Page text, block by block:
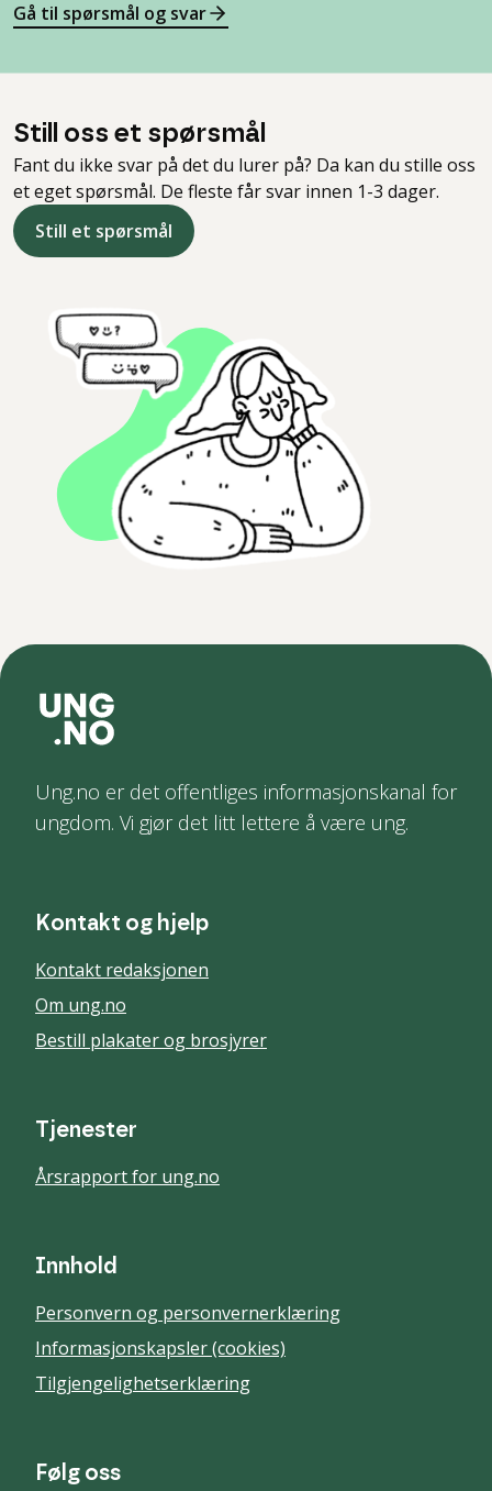
Gå til spørsmål og svar
Still oss et spørsmål
Fant du ikke svar på det du lurer på? Da kan du stille oss
et eget spørsmål. De fleste får svar innen 1-3 dager.
Still et spørsmål
Ung.no er det offentliges informasjonskanal for
ungdom. Vi gjør det litt lettere å være ung.
Kontakt og hjelp
Kontakt redaksjonen
Om ung.no
Bestill plakater og brosjyrer
Tjenester
Årsrapport for ung.no
Innhold
Personvern og personvernerklæring
Informasjonskapsler (cookies)
Tilgjengelighetserklæring
Følg oss